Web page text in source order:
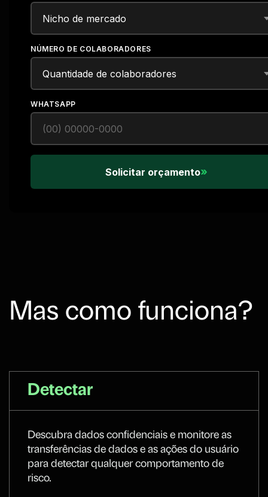
NÚMERO DE COLABORADORES
WHATSAPP
Solicitar orçamento»
Mas como funciona?
Detectar
Descubra dados confidenciais e monitore as
transferências de dados e as ações do usuário
para detectar qualquer comportamento de
risco.